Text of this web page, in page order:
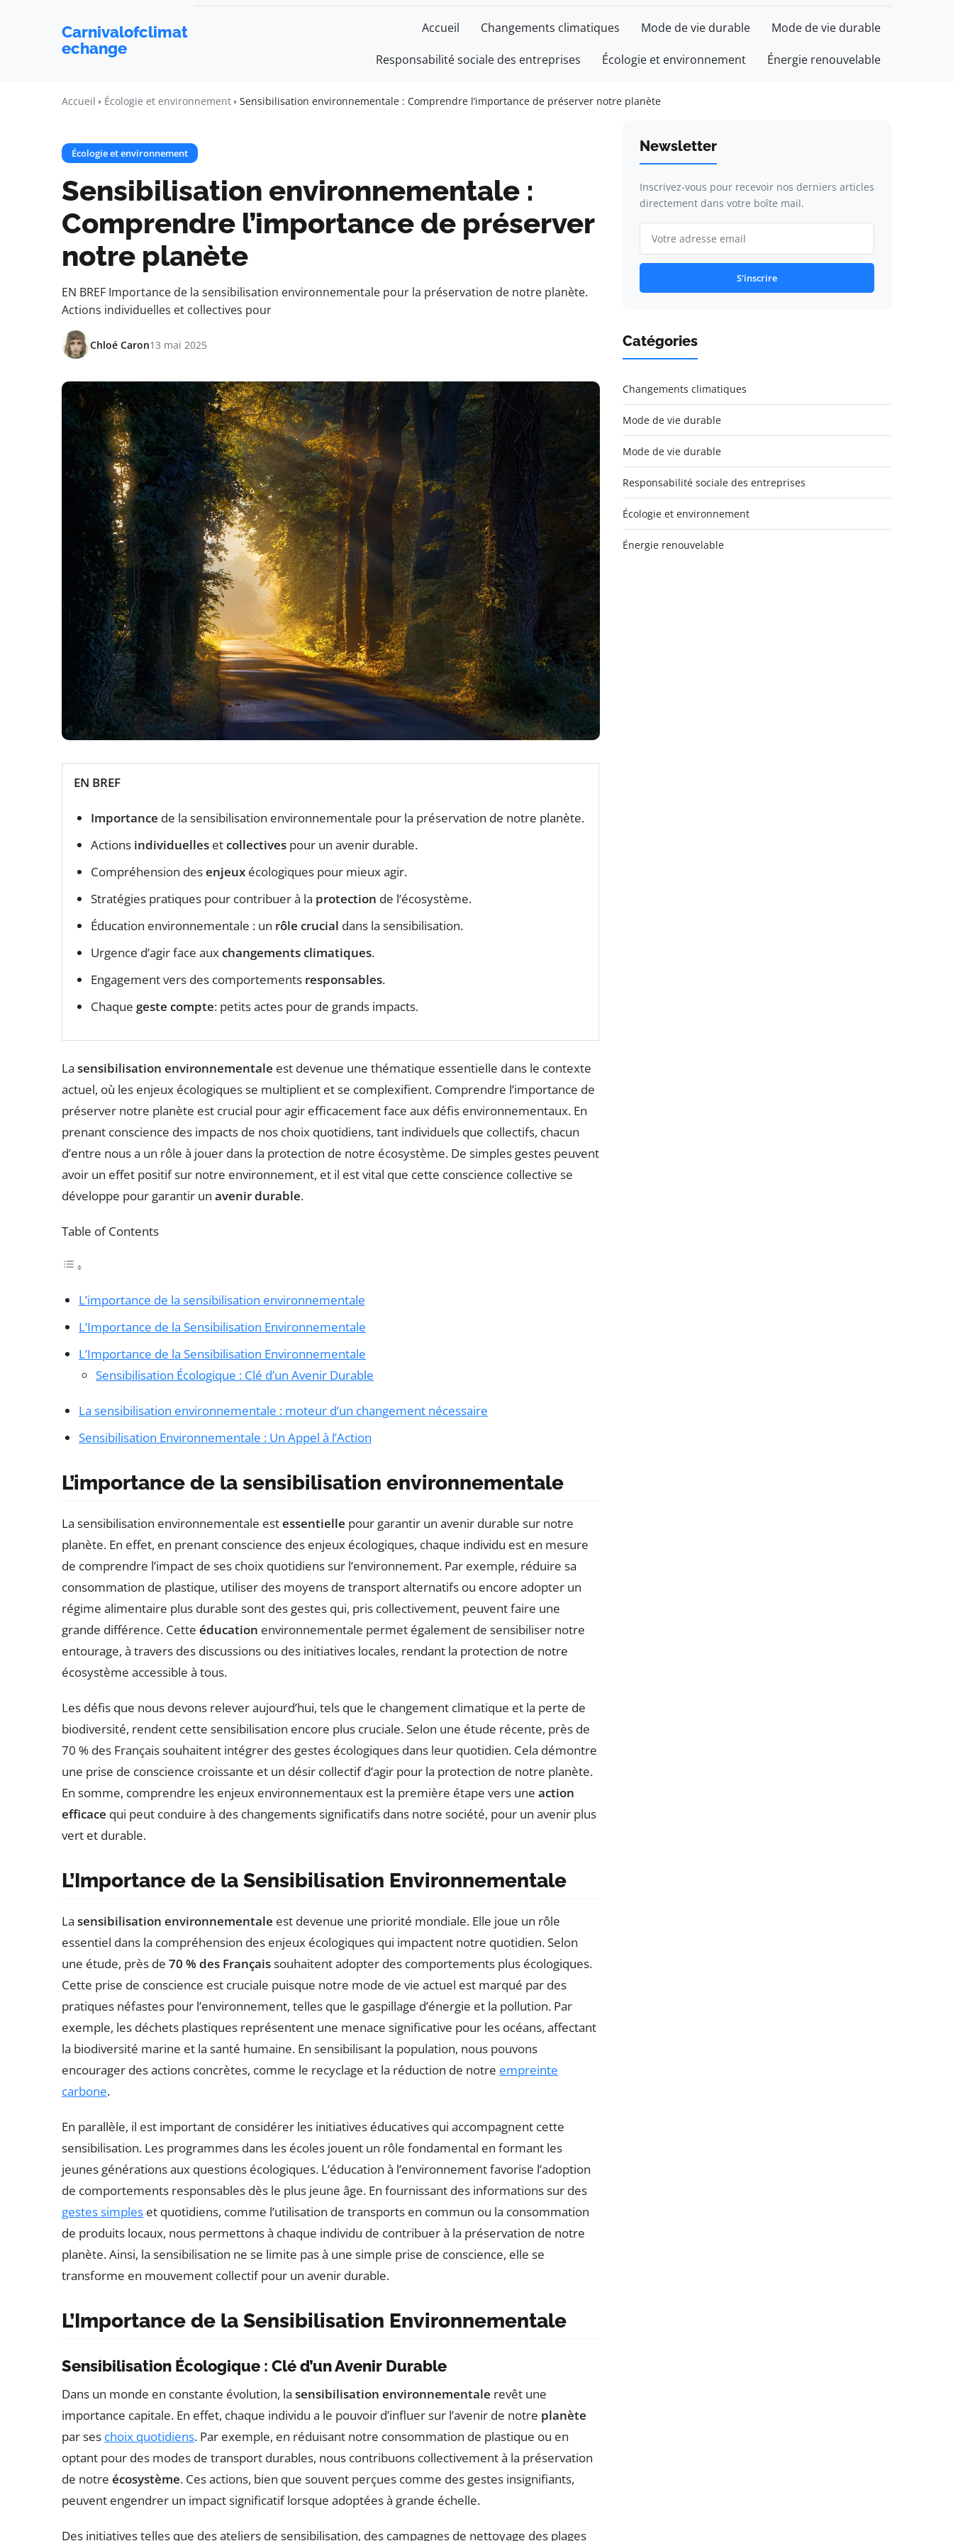
Carnivalofclimat
echange
Accueil Changements climatiques Mode de vie durable Mode de vie durable
Responsabilité sociale des entreprises Écologie et environnement Énergie renouvelable
Accueil Écologie et environnement Sensibilisation environnementale : Comprendre l’importance de préserver notre planète
Écologie et environnement
Sensibilisation environnementale :
Comprendre l’importance de préserver
notre planète
EN BREF Importance de la sensibilisation environnementale pour la préservation de notre planète.
Actions individuelles et collectives pour
Chloé Caron13 mai 2025
EN BREF
Importance de la sensibilisation environnementale pour la préservation de notre planète.
Actions individuelles etcollectives pour un avenir durable.
Compréhension desenjeux écologiques pour mieux agir.
Stratégies pratiques pour contribuer à la protection de l’écosystème.
Éducation environnementale : un rôle crucial dans la sensibilisation.
Urgence d’agir face auxchangements climatiques.
Engagement vers des comportements responsables.
Chaque geste compte: petits actes pour de grands impacts.
La sensibilisation environnementale est devenue une thématique essentielle dans le contexte
actuel, où les enjeux écologiques se multiplient et se complexifient. Comprendre l’importance de
préserver notre planète est crucial pour agir efficacement face aux défis environnementaux. En
prenant conscience des impacts de nos choix quotidiens, tant individuels que collectifs, chacun
d’entre nous a un rôle à jouer dans la protection de notre écosystème. De simples gestes peuvent
avoir un effet positif sur notre environnement, et il est vital que cette conscience collective se
développe pour garantir un avenir durable.
Table of Contents
L’importance de la sensibilisation environnementale
L’Importance de la Sensibilisation Environnementale
L’Importance de la Sensibilisation Environnementale
Sensibilisation Écologique : Clé d’un Avenir Durable
La sensibilisation environnementale : moteur d’un changement nécessaire
Sensibilisation Environnementale : Un Appel à l’Action
L’importance de la sensibilisation environnementale
La sensibilisation environnementale estessentielle pour garantir un avenir durable sur notre
planète. En effet, en prenant conscience des enjeux écologiques, chaque individu est en mesure
de comprendre l’impact de ses choix quotidiens sur l’environnement. Par exemple, réduire sa
consommation de plastique, utiliser des moyens de transport alternatifs ou encore adopter un
régime alimentaire plus durable sont des gestes qui, pris collectivement, peuvent faire une
grande différence. Cette éducation environnementale permet également de sensibiliser notre
entourage, à travers des discussions ou des initiatives locales, rendant la protection de notre
écosystème accessible à tous.
Les défis que nous devons relever aujourd’hui, tels que le changement climatique et la perte de
biodiversité, rendent cette sensibilisation encore plus cruciale. Selon une étude récente, près de
70 % des Français souhaitent intégrer des gestes écologiques dans leur quotidien. Cela démontre
une prise de conscience croissante et un désir collectif d’agir pour la protection de notre planète.
En somme, comprendre les enjeux environnementaux est la première étape vers une action
efficace qui peut conduire à des changements significatifs dans notre société, pour un avenir plus
vert et durable.
L’Importance de la Sensibilisation Environnementale
La sensibilisation environnementale est devenue une priorité mondiale. Elle joue un rôle
essentiel dans la compréhension des enjeux écologiques qui impactent notre quotidien. Selon
une étude, près de 70 % des Françaissouhaitent adopter des comportements plus écologiques.
Cette prise de conscience est cruciale puisque notre mode de vie actuel est marqué par des
pratiques néfastes pour l’environnement, telles que le gaspillage d’énergie et la pollution. Par
exemple, les déchets plastiques représentent une menace significative pour les océans, affectant
la biodiversité marine et la santé humaine. En sensibilisant la population, nous pouvons
encourager des actions concrètes, comme le recyclage et la réduction de notre empreinte
carbone.
En parallèle, il est important de considérer les initiatives éducatives qui accompagnent cette
sensibilisation. Les programmes dans les écoles jouent un rôle fondamental en formant les
jeunes générations aux questions écologiques. L’éducation à l’environnement favorise l’adoption
de comportements responsables dès le plus jeune âge. En fournissant des informations sur des
gestes simples et quotidiens, comme l’utilisation de transports en commun ou la consommation
de produits locaux, nous permettons à chaque individu de contribuer à la préservation de notre
planète. Ainsi, la sensibilisation ne se limite pas à une simple prise de conscience, elle se
transforme en mouvement collectif pour un avenir durable.
L’Importance de la Sensibilisation Environnementale
Sensibilisation Écologique : Clé d’un Avenir Durable
Dans un monde en constante évolution, la sensibilisation environnementale revêt une
importance capitale. En effet, chaque individu a le pouvoir d’influer sur l’avenir de notre planète
par ses choix quotidiens. Par exemple, en réduisant notre consommation de plastique ou en
optant pour des modes de transport durables, nous contribuons collectivement à la préservation
de notre écosystème. Ces actions, bien que souvent perçues comme des gestes insignifiants,
peuvent engendrer un impact significatif lorsque adoptées à grande échelle.
Des initiatives telles que des ateliers de sensibilisation, des campagnes de nettoyage des plages
Newsletter
Inscrivez-vous pour recevoir nos derniers articles
directement dans votre boîte mail.
S'inscrire
Catégories
Changements climatiques
Mode de vie durable
Mode de vie durable
Responsabilité sociale des entreprises
Écologie et environnement
Énergie renouvelable